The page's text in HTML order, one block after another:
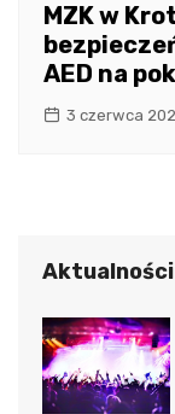
MZK w
AED na
3 czerwca
Aktualności